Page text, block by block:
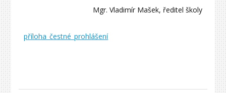
Mgr. Vladimír Mašek, ředitel školy
příloha_čestné_prohlášení